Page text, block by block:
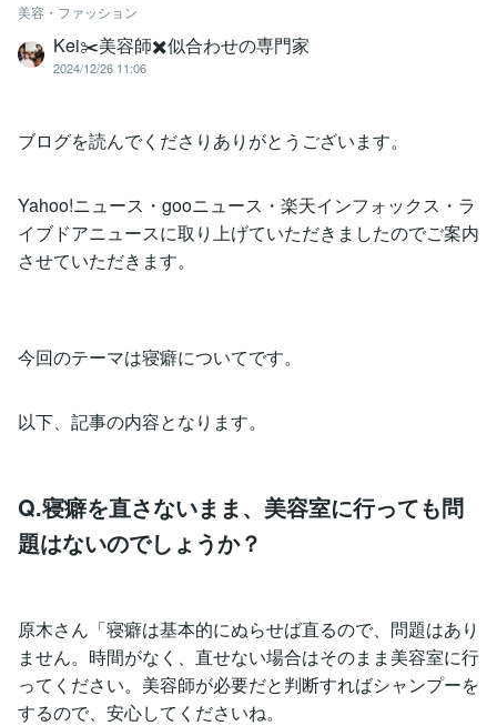
美容・ファッション
Kei✂️美容師✖️似合わせの専門家
2024/12/26 11:06
ブログを読んでくださりありがとうございます。
Yahoo!ニュース・gooニュース・楽天インフォックス・ラ
イブドアニュースに取り上げていただきましたのでご案内
させていただきます。
今回のテーマは寝癖についてです。
以下、記事の内容となります。
Q.寝癖を直さないまま、美容室に行っても問
題はないのでしょうか？
原木さん「寝癖は基本的にぬらせば直るので、問題はあり
ません。時間がなく、直せない場合はそのまま美容室に行
ってください。美容師が必要だと判断すればシャンプーを
するので、安心してくださいね。